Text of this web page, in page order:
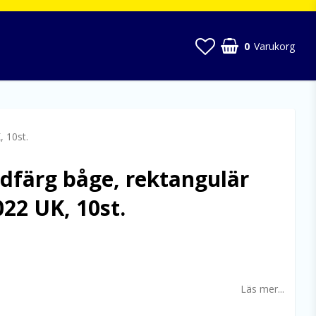
0 Varukorg
10st.
båge, rektangulär
UK, 10st.
Läs mer...